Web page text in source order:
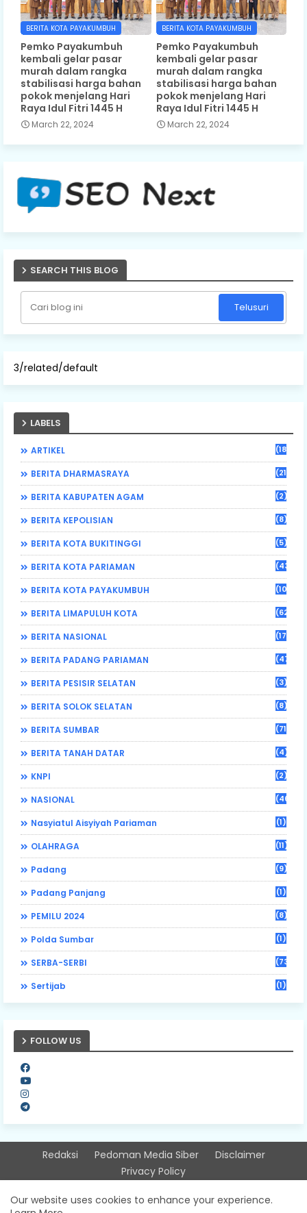
BERITA KOTA PAYAKUMBUH
Pemko Payakumbuh
kembali gelar pasar
murah dalam rangka
stabilisasi harga bahan
pokok menjelang Hari
Raya Idul Fitri 1445 H
March 22, 2024
BERITA KOTA PAYAKUMBUH
Pemko Payakumbuh
kembali gelar pasar
murah dalam rangka
stabilisasi harga bahan
pokok menjelang Hari
Raya Idul Fitri 1445 H
March 22, 2024
SEARCH THIS BLOG
3/related/default
LABELS
ARTIKEL (184)
BERITA DHARMASRAYA (21)
BERITA KABUPATEN AGAM (2)
BERITA KEPOLISIAN (8)
BERITA KOTA BUKITINGGI (5)
BERITA KOTA PARIAMAN (43)
BERITA KOTA PAYAKUMBUH (108)
BERITA LIMAPULUH KOTA (62)
BERITA NASIONAL (17)
BERITA PADANG PARIAMAN (470)
BERITA PESISIR SELATAN (3)
BERITA SOLOK SELATAN (8)
BERITA SUMBAR (71)
BERITA TANAH DATAR (4)
KNPI (2)
NASIONAL (46)
Nasyiatul Aisyiyah Pariaman (1)
OLAHRAGA (11)
Padang (9)
Padang Panjang (1)
PEMILU 2024 (8)
Polda Sumbar (1)
SERBA-SERBI (73)
Sertijab (1)
FOLLOW US
Redaksi Pedoman Media Siber
Disclaimer
Privacy Policy
Our website uses cookies to enhance your experience.